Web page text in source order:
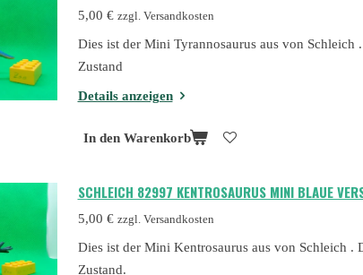
5,00 € zzgl. Versandkosten
Dies ist der Mini Tyrannosaurus aus von
Zustand
Details anzeigen
In den Warenkorb
SCHLEICH 82997 KENTROSAURUS MINI BLAUE
5,00 € zzgl. Versandkosten
Dies ist der Mini Kentrosaurus aus von Schleich .
Zustand.